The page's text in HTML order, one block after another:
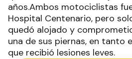
años.Ambos motociclistas
Hospital Centenario, pero
quedó alojado y
una de sus piernas, en tanto
que recibió lesiones leves.